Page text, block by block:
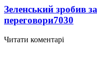
Зеленський зробив
переговори7030
Читати коментарі